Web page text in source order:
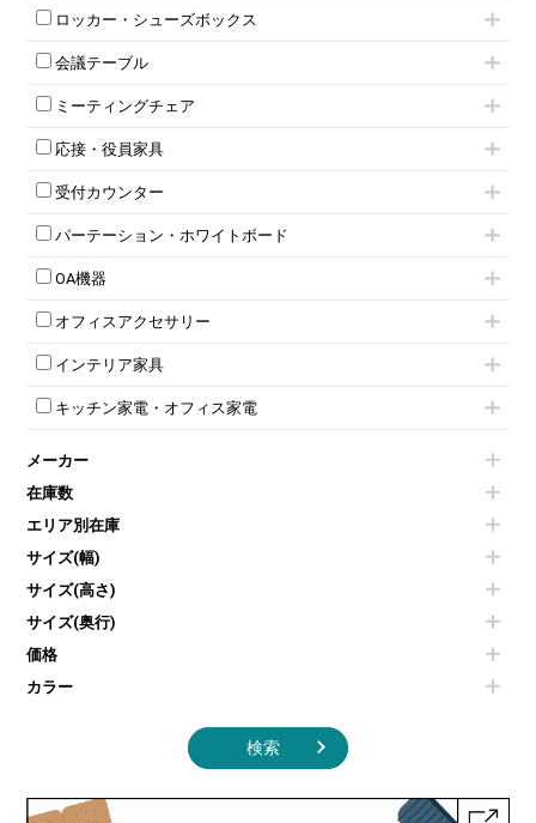
両袖机
脇机
ワゴンその他
ハイキャビネット
ローキャビネット
両開きキャビネット
スチールキャビネット
上下連結キャビネット
軽量ラック（スチールラック）
収納家具その他
両開書庫
ラテラル書庫
ロッカー・シューズボックス
1人用ロッカー
2人用ロッカー
3人用ロッカー
4人用ロッカー
5人用ロッカー
8人用ロッカー
多人数ロッカー
ダイヤル錠ロッカー
ダイヤル錠ロッカー
ワードローブ・クローゼット
会議テーブル
スタッキングテーブル
ネスティングテーブル
幕板付テーブル
カウンターテーブル
T字脚テーブル
会議テーブルW1200～
会議テーブルW1800～
平行スタックテーブル
会議テーブルその他
ミーティングチェア
キャスター付きミーティングチェア
スタッキングミーティングチェア
テーブル付きミーティングチェア
ネスティングミーティングチェア
折りたたみミーティングチェア
ハイチェア
ミーティングチェアその他
応接・役員家具
応接セット
応接ソファ
応接チェア
応接テーブル
応接・役員家具その他
受付カウンター
ローカウンター
ラウンジカウンター
受付カウンターその他
パーテーション・ホワイトボード
パーテーション
自立タイプパーテーション
パーテーションその他
脚付ホワイトボード
壁掛けホワイトボード
ホワイトボードその他
OA機器
電話機（ビジネスフォン）
シュレッダー
プロジェクター
スクリーン
その他OA機器
オフィスアクセサリー
チェア用台車
演台・講演台・演説台
防音パネル
個室ブース
コートハンガー・ポールハンガー
傘立て
食器棚・キッチンキャビネット
カタログスタンド
オフィスアクセサリーその他
インテリア家具
モールドチェア
ダイニングチェア
カウンターテーブル
センターテーブル・サイドテーブル
ベンチ・スツール
ソファ
シェルフ
ダストボックス（ゴミ箱）
インテリア家具その他
キッチン家電・オフィス家電
冷蔵庫・洗濯機
空気清浄機・加湿器
液晶テレビ・モニター類
エアコン
掃除機
季節家電
メーカー
在庫数
エリア別在庫
サイズ(幅)
サイズ(高さ)
サイズ(奥行)
価格
カラー
検索